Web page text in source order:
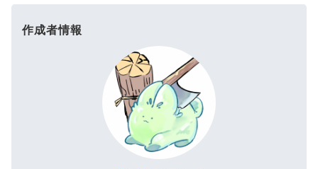
作成者情報